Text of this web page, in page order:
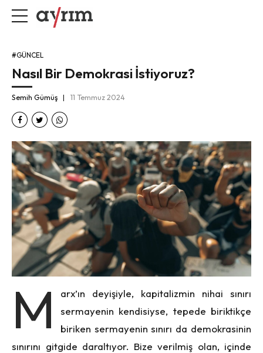
#GÜNCEL
Nasıl Bir Demokrasi İstiyoruz?
Semih Gümüş 11 Temmuz 2024
M
arx’ın deyişiyle, kapitalizmin nihai sınırı
sermayenin kendisiyse, tepede biriktikçe
biriken sermayenin sınırı da demokrasinin
sınırını gitgide daraltıyor. Bize verilmiş olan, içinde